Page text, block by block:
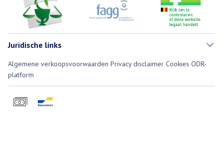
Juridische links
Algemene verkoopsvoorwaarden Privacy disclaimer Cookies ODR-
platform